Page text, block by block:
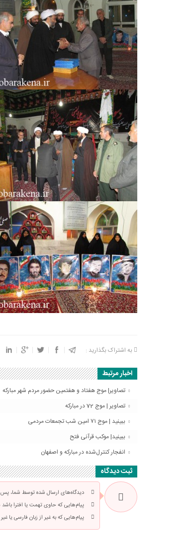
به اشتراک بگذارید :
اخبار مرتبط
تصاویر| موج هفتاد و هفتمین حضور مردم شهر مبارکه
تصاویر | موج 72 در مبارکه
ببینید | موج ۷۱ امین شب تجمعات مردمی
ببینید| موکب قرآنی فتح
انفجار کنترل‌شده در مبارکه و اصفهان
ثبت دیدگاه
دیدگاه‌های ارسال شده توسط شما، پس
پیام‌هایی که حاوی تهمت یا افترا
پیام‌هایی که به غیر از زبان فارسی یا